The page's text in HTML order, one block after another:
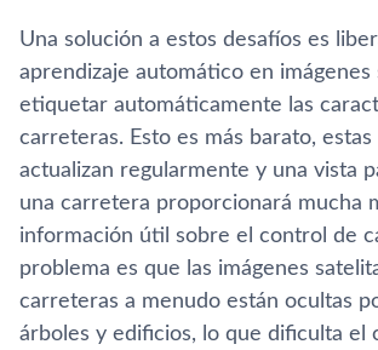
Una solución a estos desafíos es
aprendizaje automático en imágenes
etiquetar automáticamente las
carreteras. Esto es más barato, estas
actualizan regularmente y una vista
una carretera proporcionará mucha
información útil sobre el control de
problema es que las imágenes
carreteras a menudo están ocultas
árboles y edificios, lo que dificulta el